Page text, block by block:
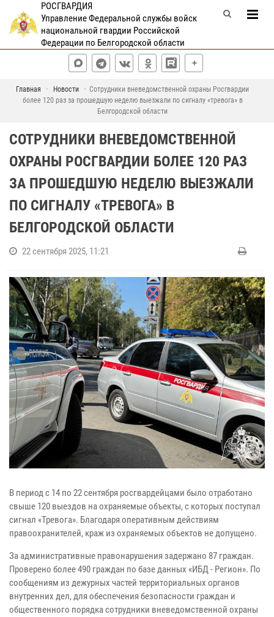
РОСГВАРДИЯ
Управление Федеральной службы войск
национальной гвардии Российской
Федерации по Белгородской области
Главная Новости
Сотрудники вневедомственной охраны Росгвардии
более 120 раз за прошедшую неделю выезжали по сигналу «тревога» в
Белгородской области
СОТРУДНИКИ ВНЕВЕДОМСТВЕННОЙ
ОХРАНЫ РОСГВАРДИИ БОЛЕЕ 120 РАЗ
ЗА ПРОШЕДШУЮ НЕДЕЛЮ ВЫЕЗЖАЛИ
ПО СИГНАЛУ «ТРЕВОГА» В
БЕЛГОРОДСКОЙ ОБЛАСТИ
22 сентября 2025, 11:21
В период с 14 по 22 сентября росгвардейцами было отработано
свыше 120 выездов на охраняемые объекты, с которых поступал
сигнал «Тревога». Благодаря оперативным действиям
правоохранителей, краж из охраняемых объектов не допущено.
За административные правонарушения задержано 87 граждан.
Проверено более 490 граждан по базе данных «ИБД - Регион». По
сообщениям из дежурных частей территориальных органов
внутренних дел, для обеспечения безопасности граждан и
общественного порядка сотрудники вневедомственной охраны